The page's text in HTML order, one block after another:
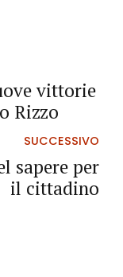
vittorie
Rizzo
SUCCESSIVO
sapere per
il cittadino